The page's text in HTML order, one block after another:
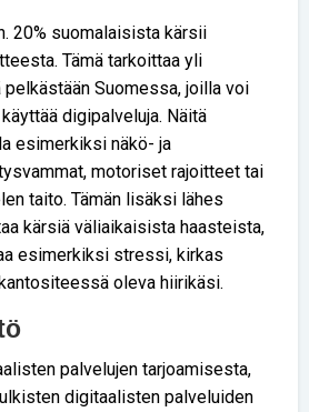
20% suomalaisista kärsii
Tämä tarkoittaa yli
pelkästään Suomessa, joilla voi
digipalveluja. Näitä
esimerkiksi näkö- ja
motoriset rajoitteet tai
taito. Tämän lisäksi lähes
kärsiä väliaikaisista haasteista,
esimerkiksi stressi, kirkas
oleva hiirikäsi.
palvelujen tarjoamisesta,
digitaalisten palveluiden